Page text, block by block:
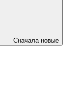
Сначала новые